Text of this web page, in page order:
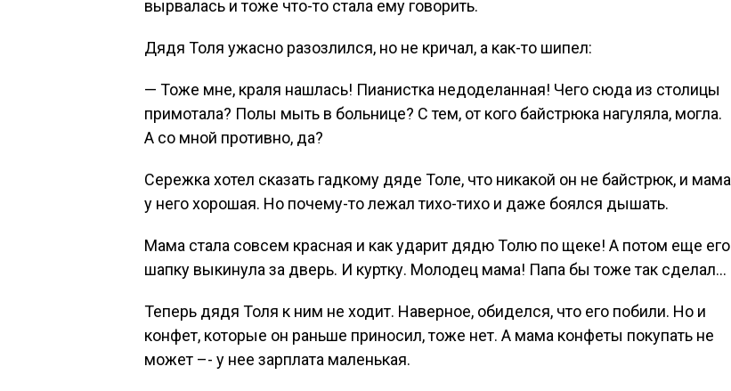
вырвалась и тоже что-то стала ему говорить.
Дядя Толя ужасно разозлился, но не кричал, а как-то шипел:
— Тоже мне, краля нашлась! Пианистка недоделанная! Чего сюда из столицы
примотала? Полы мыть в больнице? С тем, от кого байстрюка нагуляла, могла.
А со мной противно, да?
Сережка хотел сказать гадкому дяде Толе, что никакой он не байстрюк, и мама
у него хорошая. Но почему-то лежал тихо-тихо и даже боялся дышать.
Мама стала совсем красная и как ударит дядю Толю по щеке! А потом еще его
шапку выкинула за дверь. И куртку. Молодец мама! Папа бы тоже так сделал…
Теперь дядя Толя к ним не ходит. Наверное, обиделся, что его побили. Но и
конфет, которые он раньше приносил, тоже нет. А мама конфеты покупать не
может –- у нее зарплата маленькая.